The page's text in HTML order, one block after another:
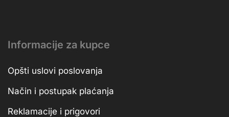
Informacije za kupce
Opšti uslovi poslovanja
Način i postupak plaćanja
Reklamacije i prigovori